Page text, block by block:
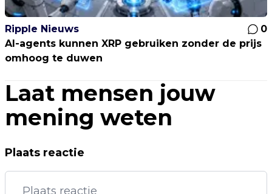
Ripple Nieuws
0
AI-agents kunnen XRP gebruiken zonder de prijs
omhoog te duwen
Laat mensen jouw
mening weten
Plaats reactie